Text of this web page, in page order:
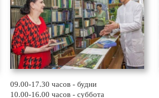
09.00-17.30 часов - будни
10.00-16.00 часов - суббота